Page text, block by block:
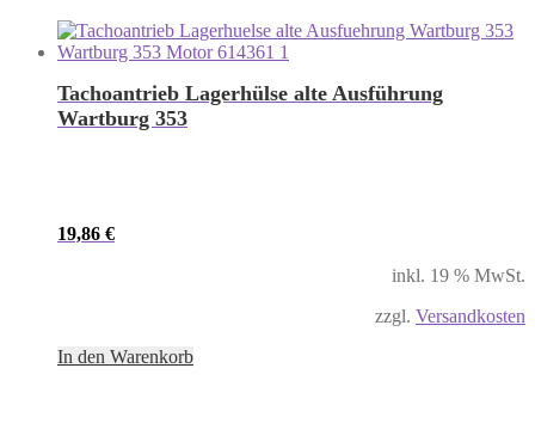
Tachoantrieb Lagerhülse alte Ausführung
Wartburg 353
19,86 €
inkl. 19 % MwSt.
zzgl. Versandkosten
In den Warenkorb